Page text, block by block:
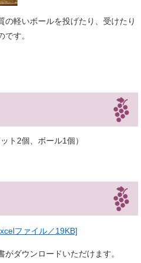
の軽いボールを投げたり、受けたり
す。
ト2個、ボール1個）
ファイル／19KB]
ダウンロードいただけます。